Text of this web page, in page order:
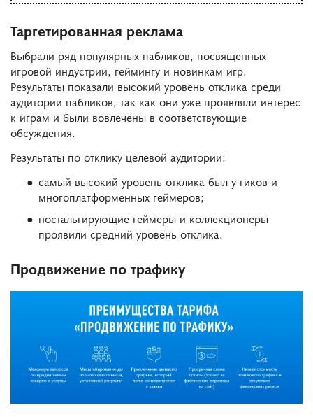
Таргетированная реклама
Выбрали ряд популярных пабликов, посвященных
игровой индустрии, геймингу и новинкам игр.
Результаты показали высокий уровень отклика среди
аудитории пабликов, так как они уже проявляли интерес
к играм и были вовлечены в соответствующие
обсуждения.
Результаты по отклику целевой аудитории:
самый высокий уровень отклика был у гиков и
многоплатформенных геймеров;
ностальгирующие геймеры и коллекционеры
проявили средний уровень отклика.
Продвижение по трафику